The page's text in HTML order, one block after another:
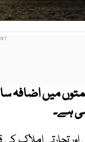
میں اضافہ
ہے۔